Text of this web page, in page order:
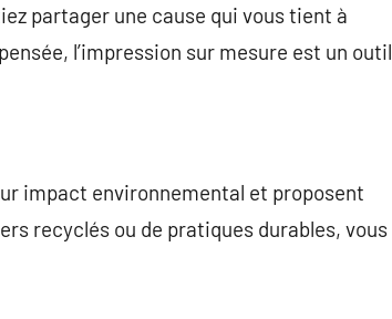
partager une cause qui vous tient à
l’impression sur mesure est un outil
impact environnemental et proposent
recyclés ou de pratiques durables, vous